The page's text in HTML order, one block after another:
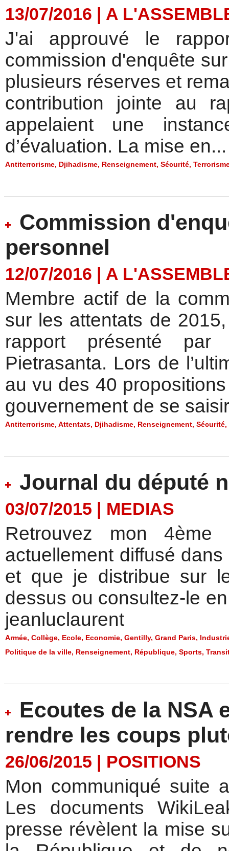
13/07/2016 | A
J'ai approuvé le
commission d'enquête
plusieurs réserves et
contribution jointe au
appelaient une
d’évaluation. La mise en...
Antiterrorisme, Djihadisme, Renseignement, Sécurité,
Commission
personnel
12/07/2016 | A
Membre actif de la
sur les attentats de
rapport présenté
Pietrasanta. Lors de
au vu des 40
gouvernement de se
Antiterrorisme, Attentats, Djihadisme, Renseignement, Sécurité,
Journal du député
03/07/2015 | MEDIAS
Retrouvez mon
actuellement diffusé
et que je distribue sur
dessus ou consultez-le
jeanluclaurent
Armée, Collège, Ecole, Economie, Gentilly, Grand Paris,
Politique de la ville, Renseignement, République, Sports,
Ecoutes de la NSA
rendre les coups
26/06/2015 | POSITIONS
Mon communiqué suite
Les documents
presse révèlent la mise